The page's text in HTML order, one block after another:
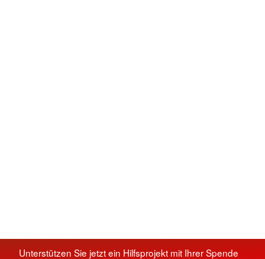
Unterstützen Sie jetzt ein Hilfsprojekt mit Ihrer Spende